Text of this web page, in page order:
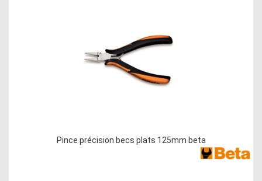
Pince précision becs plats 125mm beta